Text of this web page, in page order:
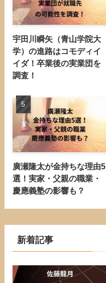
宇田川瞬矢（青山学院大
学）の進路はコモディイ
イダ！卒業後の実業団を
調査！
廣瀬隆太が金持ちな理由5
選！実家・父親の職業・
慶應義塾の影響も？
新着記事